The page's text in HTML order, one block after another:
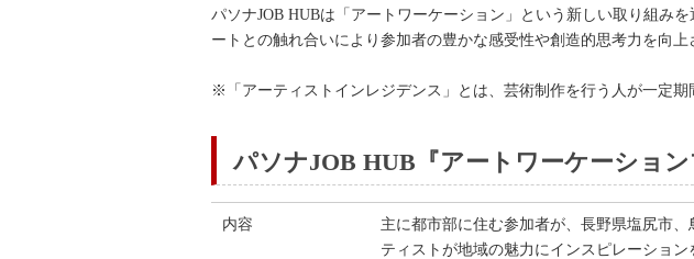
パソナJOB HUBは「アートワーケーション」という新しい取り組み
ートとの触れ合いにより参加者の豊かな感受性や創造的思考力を向
※「アーティストインレジデンス」とは、芸術制作を行う人が一定
パソナJOB HUB『アートワーケーショ
内容
主に都市部に住む参加者が、長野県塩尻市
ティストが地域の魅力にインスピレーショ